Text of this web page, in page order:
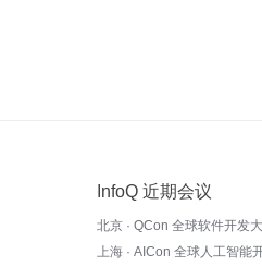
InfoQ 近期会议
北京 · QCon 全球软件开发
上海 · AICon 全球人工智能